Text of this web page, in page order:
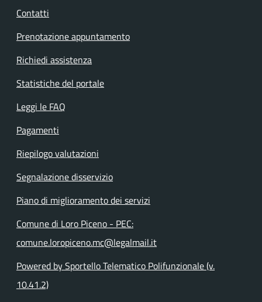
Contatti
Prenotazione appuntamento
Richiedi assistenza
Statistiche del portale
Leggi le FAQ
Pagamenti
Riepilogo valutazioni
Segnalazione disservizio
Piano di miglioramento dei servizi
Comune di Loro Piceno - PEC:
comune.loropiceno.mc@legalmail.it
Powered by Sportello Telematico Polifunzionale (v.
10.41.2)